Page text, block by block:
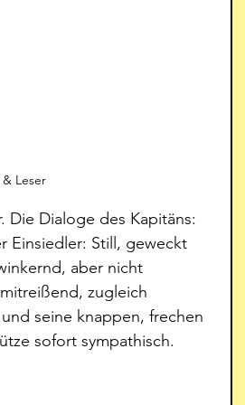
Leser
Dialoge des Kapitäns:
Einsiedler: Still, geweckt
aber nicht
zugleich
seine knappen, frechen
sofort sympathisch.